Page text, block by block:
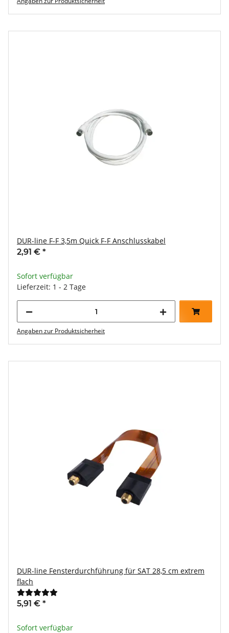
DUR-line F-F 3,5m Quick F-F Anschlusskabel
2,91 € *
Sofort verfügbar
Lieferzeit: 1 - 2 Tage
Angaben zur Produktsicherheit
DUR-line Fensterdurchführung für SAT 28,5 cm extrem
flach
5,91 € *
Sofort verfügbar